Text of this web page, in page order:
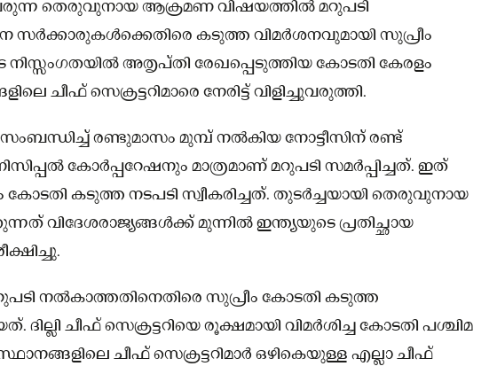
വരുന്ന തെരുവുനായ ആക്രമണ വിഷയത്തിൽ മറുപടി
കടുത്ത വിമർശനവുമായി സുപ്രീം
അതൃപ്തി രേഖപ്പെടുത്തിയ കോടതി കേരളം
ചീഫ് സെക്രട്ടറിമാരെ നേരിട്ട് വിളിച്ചുവരുത്തി.
രണ്ടുമാസം മുമ്പ് നൽകിയ നോട്ടീസിന് രണ്ട്
കോർപ്പറേഷനും മാത്രമാണ് മറുപടി സമർപ്പിച്ചത്. ഇത്
കോടതി കടുത്ത നടപടി സ്വീകരിച്ചത്. തുടർച്ചയായി തെരുവുനായ
വിദേശരാജ്യങ്ങൾക്ക് മുന്നിൽ ഇന്ത്യയുടെ പ്രതിച്ഛായ
നൽകാത്തതിനെതിരെ സുപ്രീം കോടതി കടുത്ത
ചീഫ് സെക്രട്ടറിയെ രൂക്ഷമായി വിമർശിച്ച കോടതി പശ്ചിമ
ചീഫ് സെക്രട്ടറിമാർ ഒഴികെയുള്ള എല്ലാ ചീഫ്